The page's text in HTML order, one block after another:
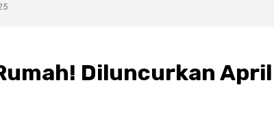
Diluncurkan April